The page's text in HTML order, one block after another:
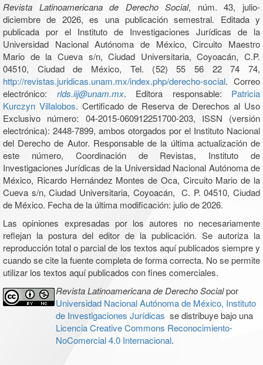
Revista Latinoamericana de Derecho Social, núm. 43, julio-
diciembre de 2026, es una publicación semestral. Editada y
publicada por el Instituto de Investigaciones Jurídicas de la
Universidad Nacional Autónoma de México, Circuito Maestro
Mario de la Cueva s/n, Ciudad Universitaria, Coyoacán, C.P.
04510, Ciudad de México, Tel. (52) 55 56 22 74 74,
http://revistas.juridicas.unam.mx/index.php/derecho-social. Correo
electrónico: rlds.iij@unam.mx. Editora responsable: Patricia
Kurczyn Villalobos. Certificado de Reserva de Derechos al Uso
Exclusivo número: 04-2015-060912251700-203, ISSN (versión
electrónica): 2448-7899, ambos otorgados por el Instituto Nacional
del Derecho de Autor. Responsable de la última actualización de
este número, Coordinación de Revistas, Instituto de
Investigaciones Jurídicas de la Universidad Nacional Autónoma de
México, Ricardo Hernández Montes de Oca, Circuito Mario de la
Cueva s/n, Ciudad Universitaria, Coyoacán, C. P. 04510, Ciudad
de México. Fecha de la última modificación: julio de 2026.
Las opiniones expresadas por los autores no necesariamente
reflejan la postura del editor de la publicación. Se autoriza la
reproducción total o parcial de los textos aquí publicados siempre y
cuando se cite la fuente completa de forma correcta. No se permite
utilizar los textos aquí publicados con fines comerciales.
Revista Latinoamericana de Derecho Socialpor
Universidad Nacional Autónoma de México, Instituto
de Investigaciones Jurídicas se distribuye bajo una
Licencia Creative Commons Reconocimiento-
NoComercial 4.0 Internacional.